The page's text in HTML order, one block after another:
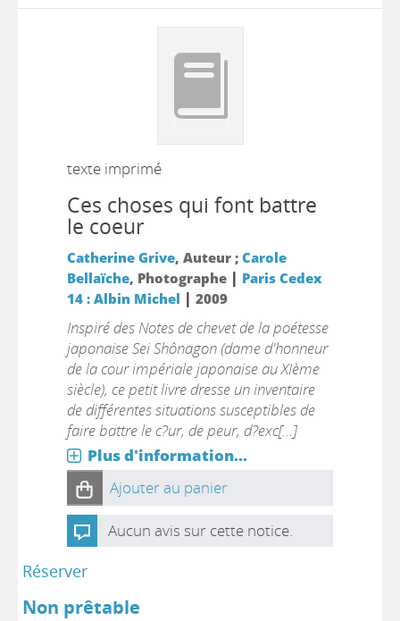
texte imprimé
Ces choses qui font battre
le coeur
Catherine Grive, Auteur ; Carole
Bellaïche, Photographe | Paris Cedex
14 : Albin Michel | 2009
Inspiré des Notes de chevet de la poétesse
japonaise Sei Shônagon (dame d'honneur
de la cour impériale japonaise au XIème
siècle), ce petit livre dresse un inventaire
de différentes situations susceptibles de
faire battre le c?ur, de peur, d?exc[...]
Plus d'information...
Ajouter au panier
Aucun avis sur cette notice.
Réserver
Non prêtable